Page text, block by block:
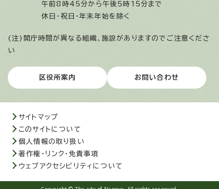
午前8時45分から午後5時15分まで
休日・祝日・年末年始を除く
(注)開庁時間が異なる組織、施設がありますのでご注意くださ
い
区役所案内 お問い合わせ
サイトマップ
このサイトについて
個人情報の取り扱い
著作権・リンク・免責事項
ウェブアクセシビリティについて